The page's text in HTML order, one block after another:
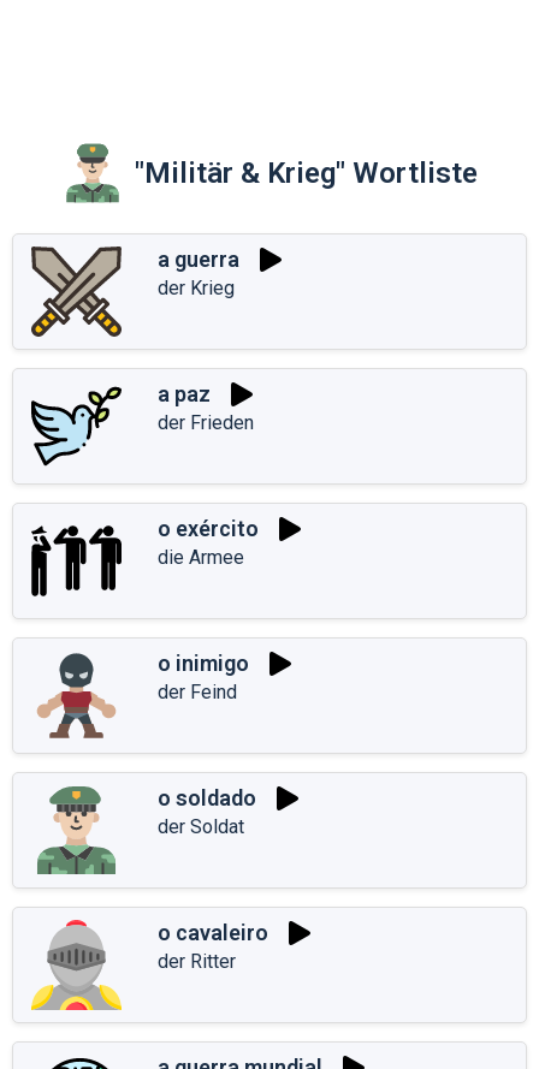
"Militär & Krieg" Wortliste
a guerra
der Krieg
a paz
der Frieden
o exército
die Armee
o inimigo
der Feind
o soldado
der Soldat
o cavaleiro
der Ritter